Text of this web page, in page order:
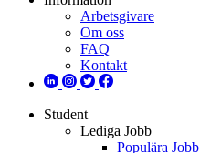
Arbetsgivare
Om oss
FAQ
Kontakt
Student
Lediga Jobb
Populära Jobb